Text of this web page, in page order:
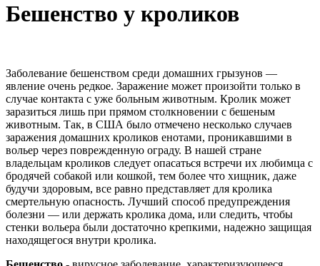
Бешенство у кроликов
Заболевание бешенством среди домашних грызунов —
явление очень редкое. Заражение может произойти только в
случае контакта с уже больным животным. Кролик может
заразиться лишь при прямом столкновении с бешеным
животным. Так, в США было отмечено несколько случаев
заражения домашних кроликов енотами, проникавшими в
вольер через поврежденную ограду. В нашей стране
владельцам кроликов следует опасаться встречи их любимца с
бродячей собакой или кошкой, тем более что хищник, даже
будучи здоровым, все равно представляет для кролика
смертельную опасность. Лучший способ предупреждения
болезни — или держать кролика дома, или следить, чтобы
стенки вольера были достаточно крепкими, надежно защищая
находящегося внутри кролика.